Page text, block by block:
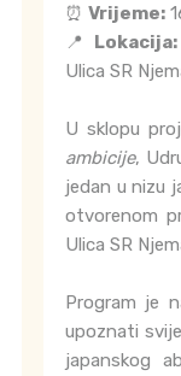
⏰ Vrijeme:
📍 Lokacija:
Ulica SR
U sklopu
ambicije,
jedan u nizu
otvorenom
Ulica SR
Program je
upoznati
japanskog